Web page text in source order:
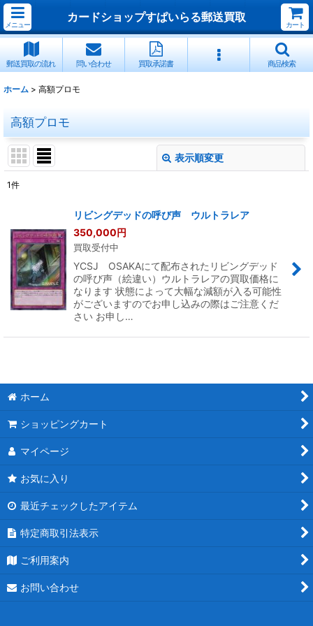
メニュー
カードショップすぱいらる郵送買取
カート
郵送買取の流れ 問い合わせ 買取承諾書 商品検索
ホーム > 高額プロモ
高額プロモ
表示順変更
並び順:
絞り込む
1件
リビングデッドの呼び声 ウルトラレア
350,000円
買取受付中
YCSJ OSAKAにて配布されたリビングデッド
の呼び声（絵違い）ウルトラレアの買取価格に
なります 状態によって大幅な減額が入る可能性
がございますのでお申し込みの際はご注意くだ
さい お申し…
ホーム
ショッピングカート
マイページ
お気に入り
最近チェックしたアイテム
特定商取引法表示
ご利用案内
お問い合わせ